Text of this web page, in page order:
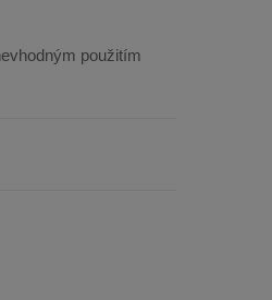
použitím